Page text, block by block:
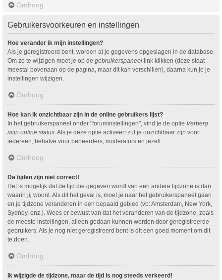
Omhoog
Gebruikersvoorkeuren en instellingen
Hoe verander ik mijn instellingen?
Als je geregistreerd bent, worden al je gegevens opgeslagen in de database.
Om ze te wijzigen moet je op de gebruikerspaneel link klikken (deze staat
meestal bovenaan op de pagina, maar dit kan verschillen), daarna kun je je
instellingen wijzigen.
Omhoog
Hoe kan ik onzichtbaar zijn in de online gebruikers lijst?
In het gebruikerspaneel onder "foruminstellingen", vind je de optie Verberg
mijn online status . Als je deze optie activeert zul je onzichtbaar zijn voor
iedereen, behalve voor beheerders, moderators en jezelf.
Omhoog
De tijden zijn niet correct!
Het is mogelijk dat de tijd die gegeven wordt van een andere tijdzone is dan
waarin jij woont. Als dit het geval is, moet je naar het gebruikerspaneel gaan
en je tijdzone veranderen in een bepaald gebied (vb: Amsterdam, New York,
Sydney, enz.). Wees er bewust van dat het veranderen van de tijdzone, zoals
de meeste instellingen, alleen gedaan kunnen worden door geregistreerde
gebruikers. Als je nog niet geregistreerd bent is dit een goed moment om dit
te doen.
Omhoog
Ik wijzigde de tijdzone, maar de tijd is nog steeds verkeerd!